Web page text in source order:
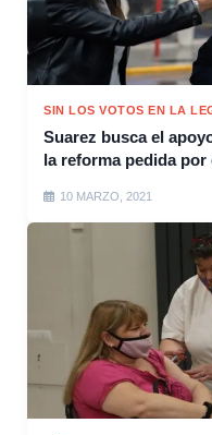
SIN LOS VOTOS EN LA
Suarez busca el
la reforma pedida
10 MARZO, 2021